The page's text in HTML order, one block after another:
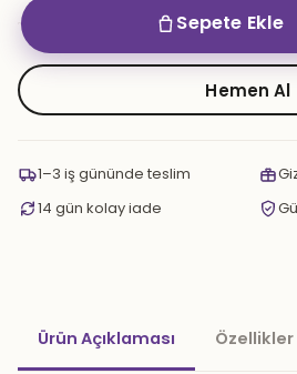
Süpernova
200
gr.
Wildberry
Ice
adet
Sepete Ekle
Hemen Al
1–3 iş gününde teslim
14 gün kolay iade
Ürün Açıklaması Özellikler